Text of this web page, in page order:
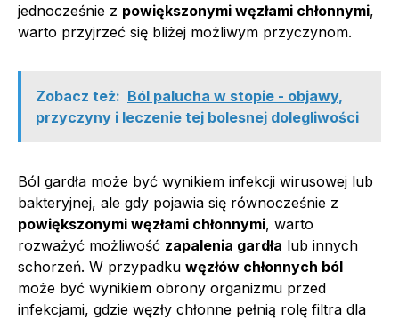
jednocześnie z powiększonymi węzłami chłonnymi,
warto przyjrzeć się bliżej możliwym przyczynom.
Zobacz też: Ból palucha w stopie - objawy,
przyczyny i leczenie tej bolesnej dolegliwości
Ból gardła może być wynikiem infekcji wirusowej lub
bakteryjnej, ale gdy pojawia się równocześnie z
powiększonymi węzłami chłonnymi, warto
rozważyć możliwość zapalenia gardła lub innych
schorzeń. W przypadku węzłów chłonnych ból
może być wynikiem obrony organizmu przed
infekcjami, gdzie węzły chłonne pełnią rolę filtra dla